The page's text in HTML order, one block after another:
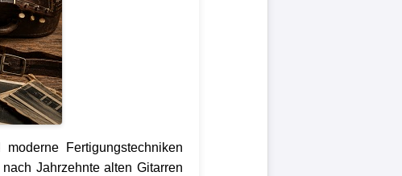
Fertigungstechniken
Jahrzehnte alten Gitarren